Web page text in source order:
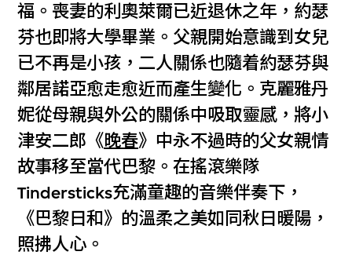
福。喪妻的利奧萊爾已近退休之年，約瑟
芬也即將大學畢業。父親開始意識到女兒
已不再是小孩，二人關係也隨着約瑟芬與
鄰居諾亞愈走愈近而產生變化。克麗雅丹
妮從母親與外公的關係中吸取靈感，將小
津安二郎《晚春》中永不過時的父女親情
故事移至當代巴黎。在搖滾樂隊
Tindersticks充滿童趣的音樂伴奏下，
《巴黎日和》的溫柔之美如同秋日暖陽，
照拂人心。